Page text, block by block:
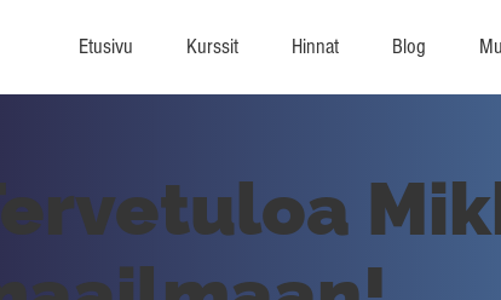
Etusivu Kurssit Hinnat Blog